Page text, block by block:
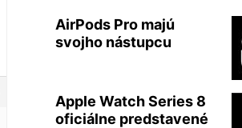
AirPods Pro majú
svojho nástupcu
Apple Watch Series 8
oficiálne predstavené